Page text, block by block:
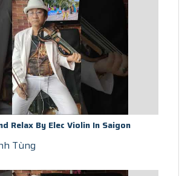
Relax By Elec Violin In Saigon
Di Ve TCS...
Tùng